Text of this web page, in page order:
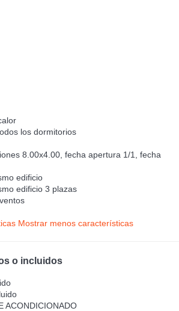
los dormitorios
8.00x4.00, fecha apertura 1/1, fecha
edificio
edificio 3 plazas
Mostrar menos características
o incluidos
ACONDICIONADO